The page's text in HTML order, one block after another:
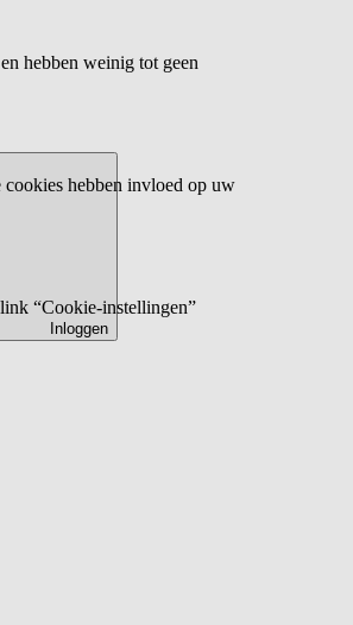
Inloggen
hebben weinig tot geen
cookies hebben invloed op uw
“Cookie-instellingen”